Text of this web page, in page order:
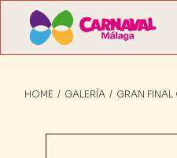
HOME GALERÍA GRAN